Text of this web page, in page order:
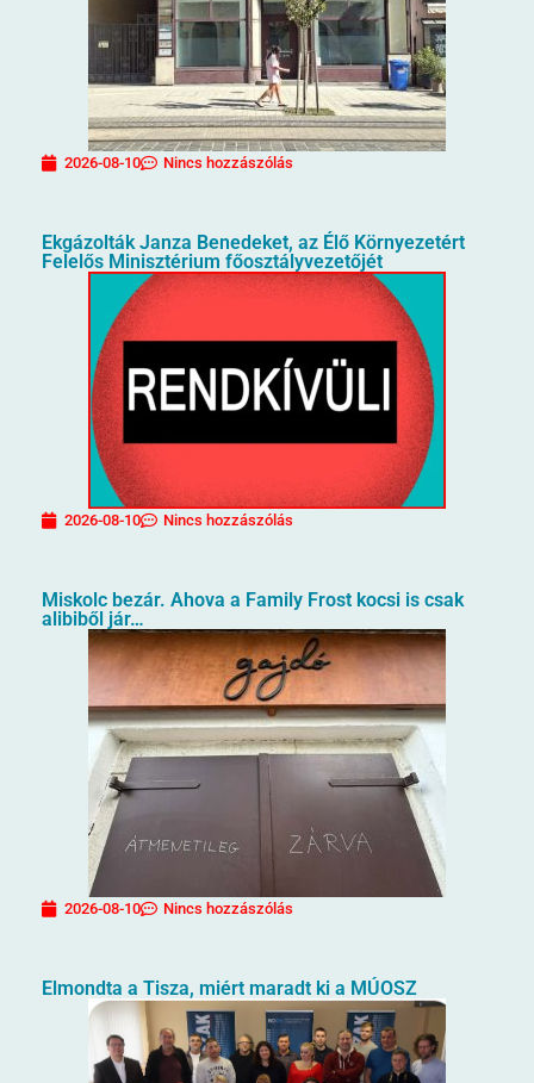
2026-08-10 Nincs hozzászólás
Ekgázolták Janza Benedeket, az Élő Környezetért
Felelős Minisztérium főosztályvezetőjét
2026-08-10 Nincs hozzászólás
Miskolc bezár. Ahova a Family Frost kocsi is csak
alibiből jár…
2026-08-10 Nincs hozzászólás
Elmondta a Tisza, miért maradt ki a MÚOSZ